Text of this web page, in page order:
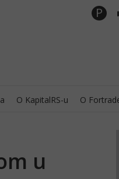
P
O KapitalRS-u O
u